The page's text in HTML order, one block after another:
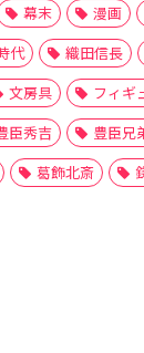
幕末 漫画
代 織田信長
文房具 フィギ
臣秀吉 豊臣兄
葛飾北斎